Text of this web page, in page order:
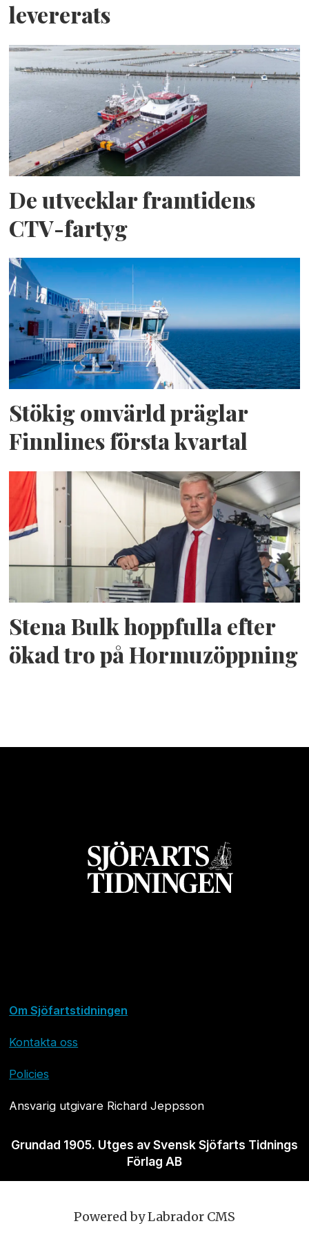
levererats
De utvecklar framtidens
CTV-fartyg
Stökig omvärld präglar
Finnlines första kvartal
Stena Bulk hoppfulla efter
ökad tro på Hormuzöppning
Om Sjöfartstidningen
Kontakta oss
Policies
Ansvarig utgivare Richard Jeppsson
Grundad 1905. Utges av Svensk Sjöfarts Tidnings
Förlag AB
Powered by Labrador CMS